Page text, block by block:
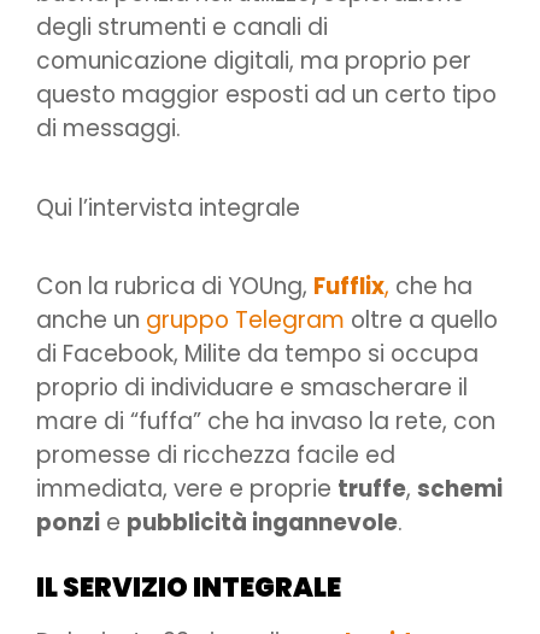
degli strumenti e canali di
comunicazione digitali, ma proprio per
questo maggior esposti ad un certo tipo
di messaggi.
Qui l’intervista integrale
Con la rubrica di YOUng, Fufflix, che ha
anche un gruppo Telegram oltre a quello
di Facebook, Milite da tempo si occupa
proprio di individuare e smascherare il
mare di “fuffa” che ha invaso la rete, con
promesse di ricchezza facile ed
immediata, vere e proprie truffe, schemi
ponzi e pubblicità ingannevole.
IL SERVIZIO INTEGRALE